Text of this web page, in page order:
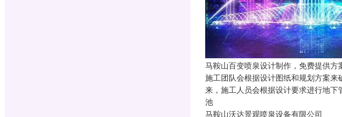
马鞍山百变喷泉设计制作，免费提供方
施工团队会根据设计图纸和规划方案
来，施工人员会根据设计要求进行地
池
马鞍山沃达景观喷泉设备有限公司